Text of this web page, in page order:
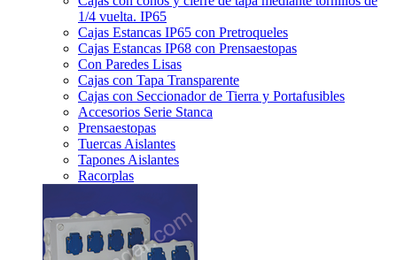
1/4 vuelta. IP65
Cajas Estancas IP65 con Pretroqueles
Cajas Estancas IP68 con Prensaestopas
Con Paredes Lisas
Cajas con Tapa Transparente
Cajas con Seccionador de Tierra y Portafusibles
Accesorios Serie Stanca
Prensaestopas
Tuercas Aislantes
Tapones Aislantes
Racorplas